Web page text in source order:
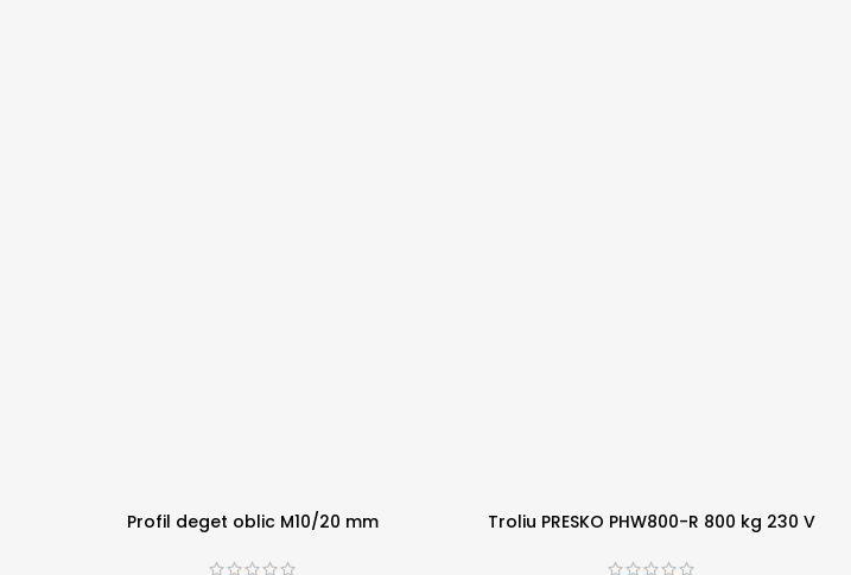
Profil deget oblic M10/20 mm Troliu PRESKO PHW800-R 800 kg 230 V